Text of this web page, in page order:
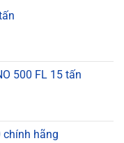
500 FL 15 tấn
chính hãng